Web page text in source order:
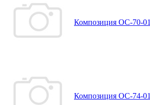
Композиция ОС-70-01
Композиция ОС-74-01